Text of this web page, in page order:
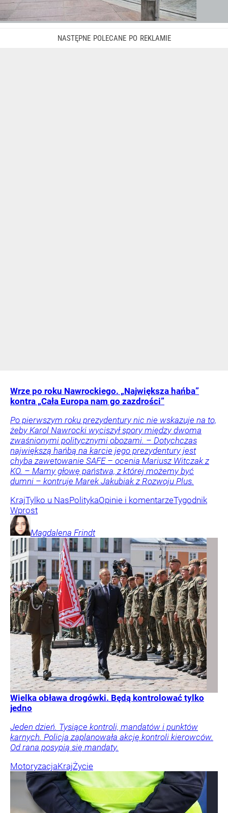
Wrze po roku Nawrockiego. „Największa hańba”
kontra „Cała Europa nam go zazdrości”
Po pierwszym roku prezydentury nic nie wskazuje na to,
żeby Karol Nawrocki wyciszył spory między dwoma
zwaśnionymi politycznymi obozami. – Dotychczas
największą hańbą na karcie jego prezydentury jest
chyba zawetowanie SAFE – ocenia Mariusz Witczak z
KO. – Mamy głowę państwa, z której możemy być
dumni – kontruje Marek Jakubiak z Rozwoju Plus.
KrajTylko u NasPolitykaOpinie i komentarzeTygodnik
Wprost
Magdalena Frindt
Wielka obława drogówki. Będą kontrolować tylko
jedno
Jeden dzień. Tysiące kontroli, mandatów i punktów
karnych. Policja zaplanowała akcję kontroli kierowców.
Od rana posypią się mandaty.
MotoryzacjaKrajŻycie